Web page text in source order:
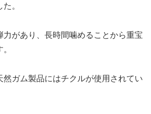
。
力があり、長時間噛めることから重宝
然ガム製品にはチクルが使用されてい